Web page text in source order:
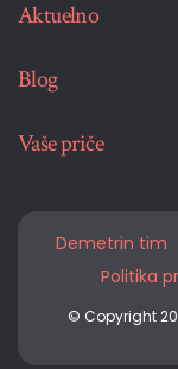
Aktuelno
Blog
Vaše priče
Demetrin tim
Politika
© Copyright